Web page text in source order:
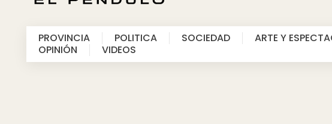
PROVINCIA POLITICA SOCIEDAD ARTE Y
OPINIÓN
VIDEOS